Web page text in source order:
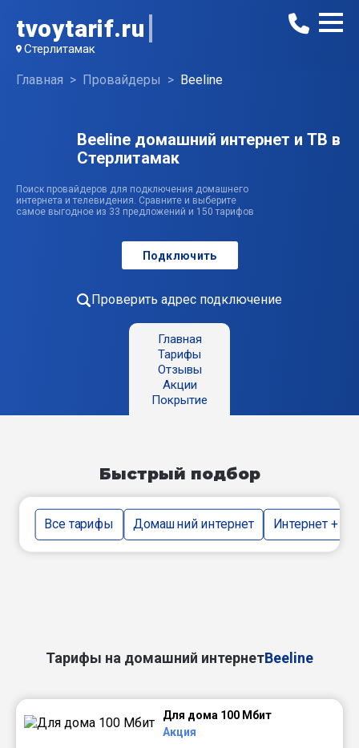
tvoytarif.ru
Стерлитамак
Главная Провайдеры Beeline
Beeline домашний интернет и ТВ в
Стерлитамак
Поиск провайдеров для подключения домашнего
интернета и телевидения. Сравните и выберите
самое выгодное из 33 предложений и 150 тарифов
Подключить
Проверить адрес подключение
Главная
Тарифы
Отзывы
Акции
Покрытие
Быстрый подбор
Все тарифы Домашний интернет Интернет + тв
Тарифы на домашний интернетBeeline
Для дома 100 Мбит
Акция